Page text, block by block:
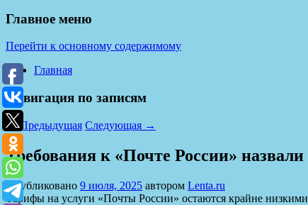
Главное меню
Перейти к основному содержимому
Главная
Навигация по записям
←Предыдущая Следующая →
Требования к «Почте России»
Опубликовано 9 июля, 2025 автором Lenta.ru
Тарифы на услуги «Почты России» остаются крайне